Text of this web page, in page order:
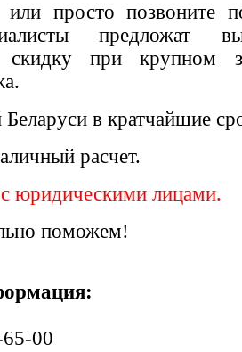
или просто позвоните
предложат
скидку при крупном
Беларуси в кратчайшие
расчет.
юридическими лицами.
поможем!
00